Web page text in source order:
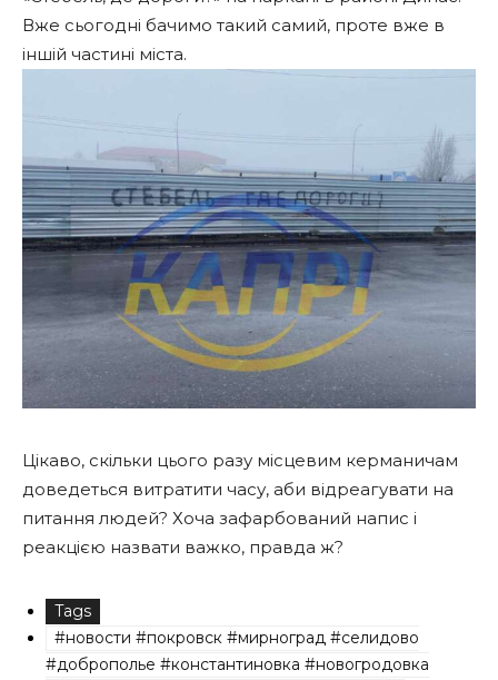
Вже сьогодні бачимо такий самий, проте вже в
іншій частині міста.
Цікаво, скільки цього разу місцевим керманичам
доведеться витратити часу, аби відреагувати на
питання людей? Хоча зафарбований напис і
реакцією назвати важко, правда ж?
Tags
#новости #покровск #мирноград #селидово
#доброполье #константиновка #новогродовка